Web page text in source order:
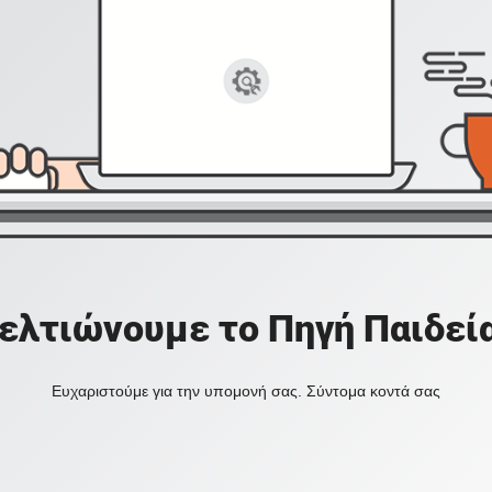
το Πηγή
Ευχαριστούμε για την υπομονή σας. Σύντομα κοντά σας